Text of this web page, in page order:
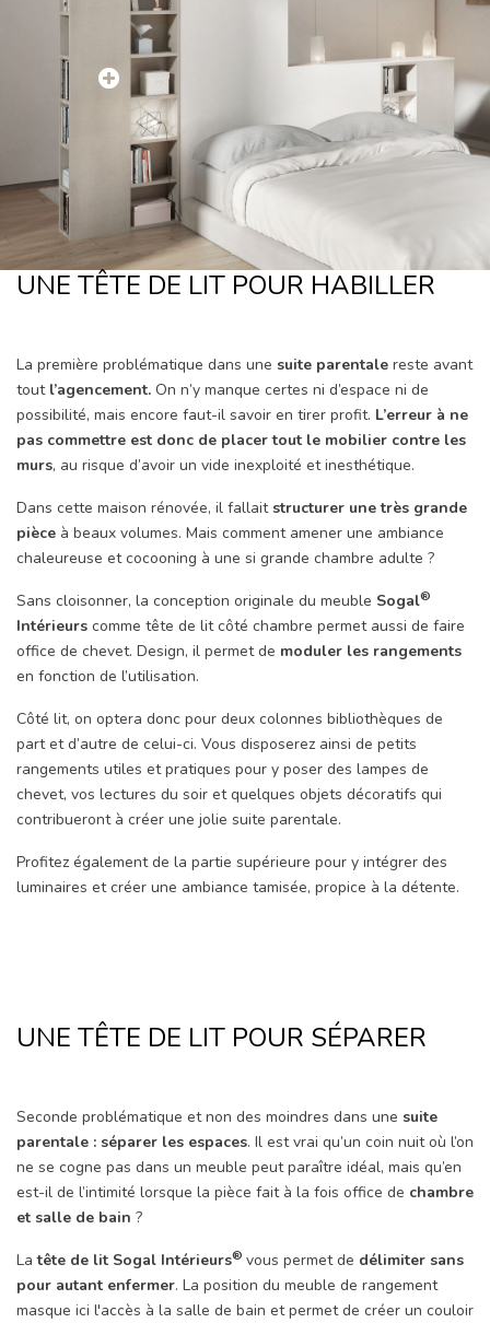
UNE TÊTE DE LIT POUR HABILLER
La première problématique dans une suite parentale reste avant
tout l’agencement. On n’y manque certes ni d’espace ni de
possibilité, mais encore faut-il savoir en tirer profit. L’erreur à ne
pas commettre est donc de placer tout le mobilier contre les
murs, au risque d’avoir un vide inexploité et inesthétique.
Dans cette maison rénovée, il fallait structurer une très grande
pièce à beaux volumes. Mais comment amener une ambiance
chaleureuse et cocooning à une si grande chambre adulte ?
Sans cloisonner, la conception originale du meuble Sogal®
Intérieurs comme tête de lit côté chambre permet aussi de faire
office de chevet. Design, il permet de moduler les rangements
en fonction de l’utilisation.
Côté lit, on optera donc pour deux colonnes bibliothèques de
part et d’autre de celui-ci. Vous disposerez ainsi de petits
rangements utiles et pratiques pour y poser des lampes de
chevet, vos lectures du soir et quelques objets décoratifs qui
contribueront à créer une jolie suite parentale.
Profitez également de la partie supérieure pour y intégrer des
luminaires et créer une ambiance tamisée, propice à la détente.
UNE TÊTE DE LIT POUR SÉPARER
Seconde problématique et non des moindres dans une suite
parentale : séparer les espaces. Il est vrai qu’un coin nuit où l’on
ne se cogne pas dans un meuble peut paraître idéal, mais qu’en
est-il de l’intimité lorsque la pièce fait à la fois office de chambre
et salle de bain ?
Latête de lit Sogal Intérieurs® vous permet de délimiter sans
pour autant enfermer. La position du meuble de rangement
masque ici l'accès à la salle de bain et permet de créer un couloir